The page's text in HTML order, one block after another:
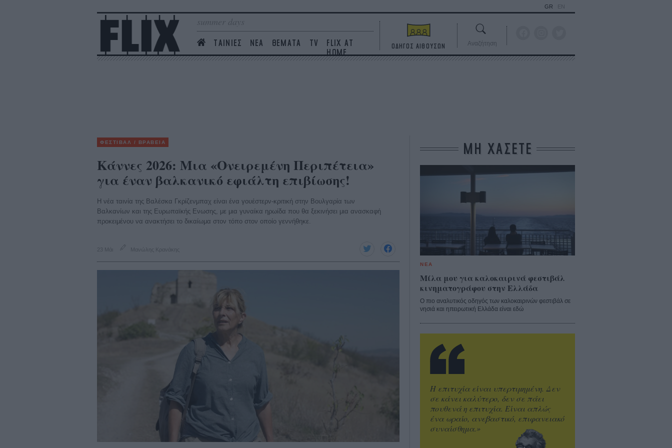
summer days
ΤΑΙΝΙΕΣ ΝΕΑ ΘΕΜΑΤΑ TV
FLIX AT
HOME
GR EN
ΟΔΗΓΟΣ ΑΙΘΟΥΣΩΝ Αναζήτηση
ΦΕΣΤΙΒΑΛ / ΒΡΑΒΕΙΑ
Κάννες 2026: Μια «Ονειρεμένη Περιπέτεια»
για έναν βαλκανικό εφιάλτη επιβίωσης!
Η νέα ταινία της Βαλέσκα Γκρίζενμπαχ είναι ένα γουέστερν-κριτική στην Βουλγαρία των
Βαλκανίων και της Ευρωπαϊκής Ενωσης, με μια γυναίκα ηρωίδα που θα ξεκινήσει μια ανασκαφή
προκειμένου να ανακτήσει το δικαίωμα στον τόπο στον οποίο γεννήθηκε.
23 Μάι Μανώλης Κρανάκης
ΜΗ ΧΑΣΕΤΕ
ΝΕΑ
Μίλα μου για καλοκαιρινά φεστιβάλ
κινηματογράφου στην Ελλάδα
Ο πιο αναλυτικός οδηγός των καλοκαιρινών φεστιβάλ σε
νησιά και ηπειρωτική Ελλάδα είναι εδώ
Η επιτυχία είναι υπερτιμημένη. Δεν
σε κάνει καλύτερο, δεν σε πάει
πουθενά η επιτυχία. Είναι απλώς
ένα ωραίο, ανεβαστικό, επιφανειακό
συναίσθημα.»